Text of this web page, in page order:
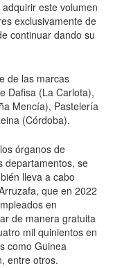
este volumen
exclusivamente de
continuar dando su
de las marcas
Dafisa (La Carlota),
Mencía), Pastelería
(Córdoba).
órganos de
departamentos, se
lleva a cabo
que en 2022
en
de manera gratuita
mil quinientos en
como Guinea
entre otros.